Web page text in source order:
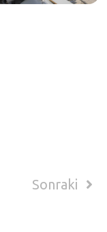
Sonraki